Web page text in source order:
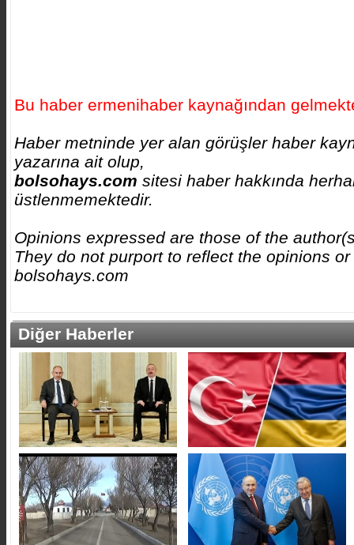
Bu haber ermenihaber kaynağından
Haber metninde yer alan görüşler haber
yazarına ait olup,
bolsohays.com sitesi haber hakkında
üstlenmemektedir.
Opinions expressed are those of the
They do not purport to reflect the opinions
bolsohays.com
Diğer Haberler